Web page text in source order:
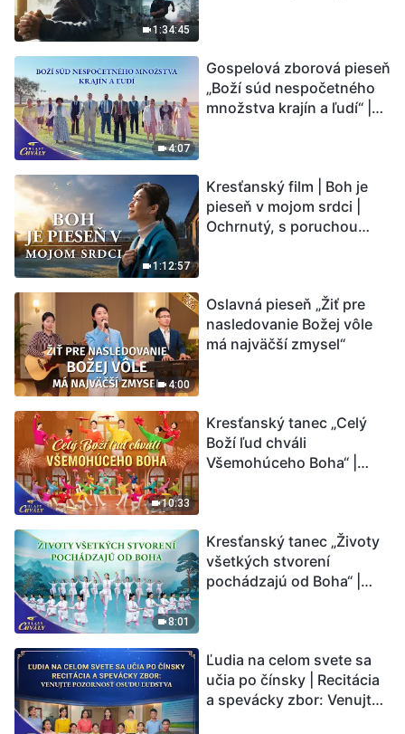
1:34:45
Ľudstvu sa začína
odpočítavať čas. Našli ste
spôsob, ako prežiť?
4:07
Gospelová zborová pieseň
„Boží súd nespočetného
množstva krajín a ľudí“ |
1:12:57
Kresťanský film | Boh je
pieseň v mojom srdci |
Ochrnutý, s poruchou
4:00
Oslavná pieseň „Žiť pre
nasledovanie Božej vôle
má najväčší zmysel“
10:33
Kresťanský tanec „Celý
Boží ľud chváli
Všemohúceho Boha“ |
8:01
Kresťanský tanec „Životy
všetkých stvorení
pochádzajú od Boha“ |
Ľudia na celom svete sa
učia po čínsky | Recitácia
a spevácky zbor: Venujte